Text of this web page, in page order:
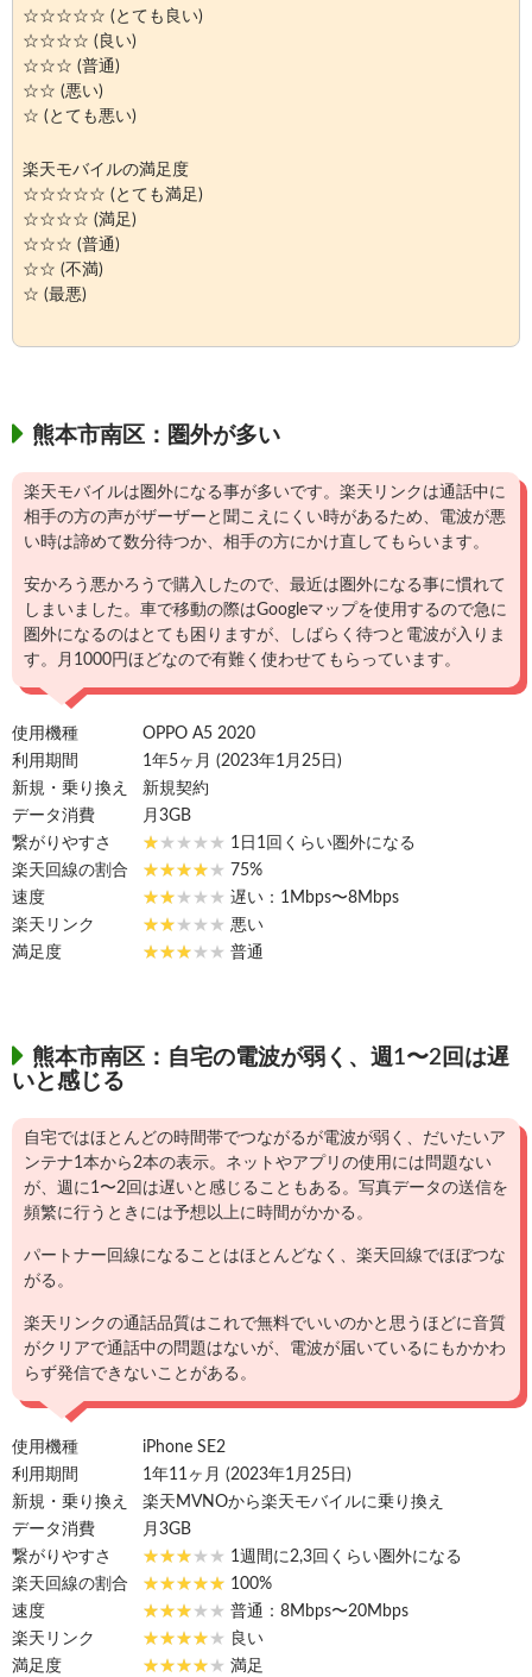
☆☆☆☆☆ (とても良い)
☆☆☆☆ (良い)
☆☆☆ (普通)
☆☆ (悪い)
☆ (とても悪い)
楽天モバイルの満足度
☆☆☆☆☆ (とても満足)
☆☆☆☆ (満足)
☆☆☆ (普通)
☆☆ (不満)
☆ (最悪)
熊本市南区：圏外が多い
楽天モバイルは圏外になる事が多いです。楽天リンクは通話中に
相手の方の声がザーザーと聞こえにくい時があるため、電波が悪
い時は諦めて数分待つか、相手の方にかけ直してもらいます。
安かろう悪かろうで購入したので、最近は圏外になる事に慣れて
しまいました。車で移動の際はGoogleマップを使用するので急に
圏外になるのはとても困りますが、しばらく待つと電波が入りま
す。月1000円ほどなので有難く使わせてもらっています。
使用機種
OPPO A5 2020
利用期間
1年5ヶ月 (2023年1月25日)
新規・乗り換え
新規契約
データ消費
月3GB
繋がりやすさ
1日1回くらい圏外になる
楽天回線の割合
75%
速度
遅い：1Mbps〜8Mbps
楽天リンク
悪い
満足度
普通
熊本市南区：自宅の電波が弱く、週1〜2回は遅
いと感じる
自宅ではほとんどの時間帯でつながるが電波が弱く、だいたいア
ンテナ1本から2本の表示。ネットやアプリの使用には問題ない
が、週に1〜2回は遅いと感じることもある。写真データの送信を
頻繁に行うときには予想以上に時間がかかる。
パートナー回線になることはほとんどなく、楽天回線でほぼつな
がる。
楽天リンクの通話品質はこれで無料でいいのかと思うほどに音質
がクリアで通話中の問題はないが、電波が届いているにもかかわ
らず発信できないことがある。
使用機種
iPhone SE2
利用期間
1年11ヶ月 (2023年1月25日)
新規・乗り換え
楽天MVNOから楽天モバイルに乗り換え
データ消費
月3GB
繋がりやすさ
1週間に2,3回くらい圏外になる
楽天回線の割合
100%
速度
普通：8Mbps〜20Mbps
楽天リンク
良い
満足度
満足